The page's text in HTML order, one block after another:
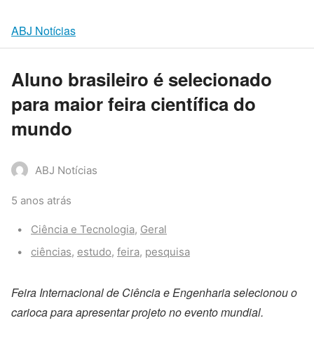
ABJ Notícias
Aluno brasileiro é selecionado
para maior feira científica do
mundo
ABJ Notícias
5 anos atrás
Categories:
Ciência e Tecnologia, Geral
Tags:
ciências, estudo, feira, pesquisa
Feira Internacional de Ciência e Engenharia selecionou o
carioca para apresentar projeto no evento mundial.